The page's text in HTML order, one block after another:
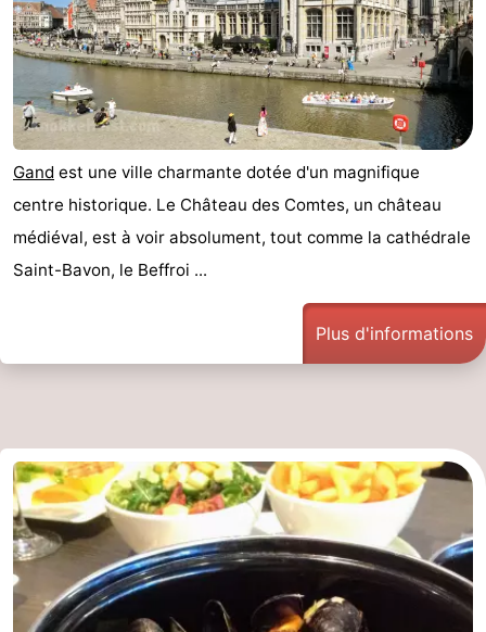
Gand est une ville charmante dotée d'un magnifique
centre historique. Le Château des Comtes, un château
médiéval, est à voir absolument, tout comme la cathédrale
Saint-Bavon, le Beffroi ...
Plus d'informations